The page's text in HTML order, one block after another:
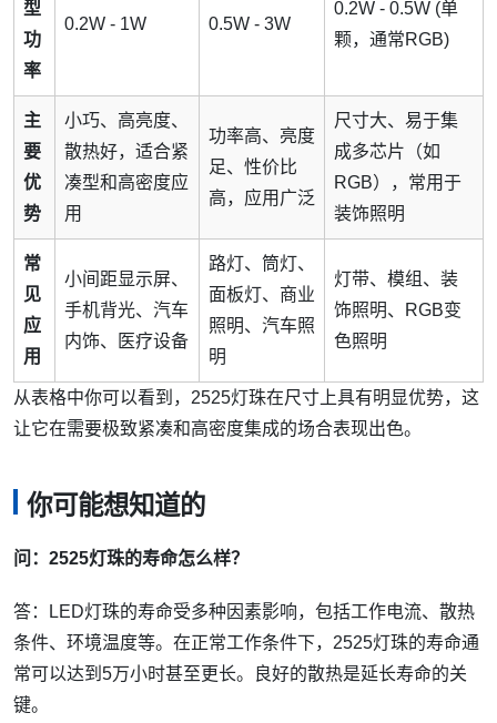
型
功
率
0.2W - 1W 0.5W - 3W
0.2W - 0.5W (单
颗，通常RGB)
主
要
优
势
小巧、高亮度、
散热好，适合紧
凑型和高密度应
用
功率高、亮度
足、性价比
高，应用广泛
尺寸大、易于集
成多芯片（如
RGB），常用于
装饰照明
常
见
应
用
小间距显示屏、
手机背光、汽车
内饰、医疗设备
路灯、筒灯、
面板灯、商业
照明、汽车照
明
灯带、模组、装
饰照明、RGB变
色照明
从表格中你可以看到，2525灯珠在尺寸上具有明显优势，这
让它在需要极致紧凑和高密度集成的场合表现出色。
你可能想知道的
问：2525灯珠的寿命怎么样？
答：LED灯珠的寿命受多种因素影响，包括工作电流、散热
条件、环境温度等。在正常工作条件下，2525灯珠的寿命通
常可以达到5万小时甚至更长。良好的散热是延长寿命的关
键。